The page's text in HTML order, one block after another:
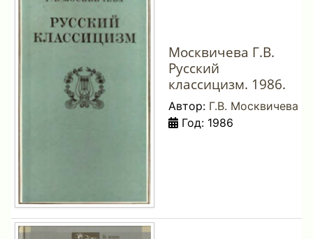
Москвичева Г.В.
Русский
классицизм. 1986.
Автор: Г.В. Москвичева
Год: 1986